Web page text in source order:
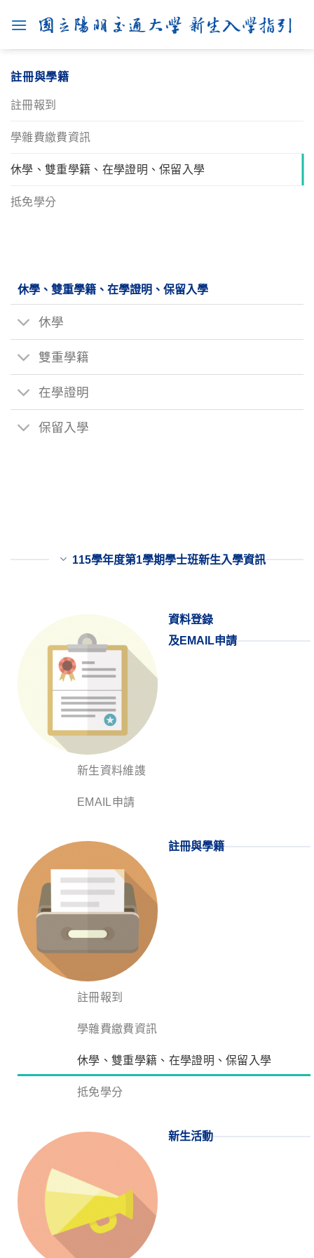
註冊與學籍
註冊報到
學雜費繳費資訊
休學、雙重學籍、在學證明、保留入學
抵免學分
休學、雙重學籍、在學證明、保留入學
休學
雙重學籍
在學證明
保留入學
115學年度第1學期學士班新生入學資訊
資料登錄
及EMAIL申請
新生資料維謢
EMAIL申請
註冊與學籍
註冊報到
學雜費繳費資訊
休學、雙重學籍、在學證明、保留入學
抵免學分
新生活動